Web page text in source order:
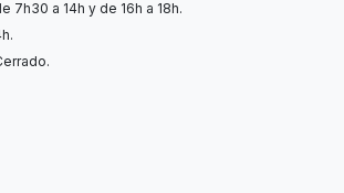
7h30 a 14h y de 16h a 18h.